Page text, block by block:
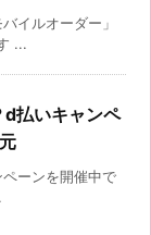
イルオーダー」
...
d払いキャンペ
ーンを開催中で